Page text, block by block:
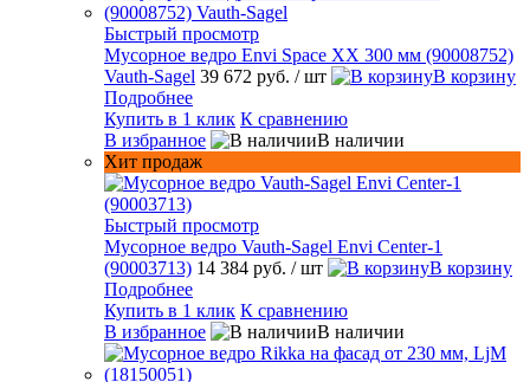
Быстрый просмотр
Мусорное ведро Envi Space XX 300 мм (90008752)
Vauth-Sagel 39 672 руб. / шт
В корзину
Подробнее
Купить в 1 клик К сравнению
В избранное
В наличии
Хит продаж
Быстрый просмотр
Мусорное ведро Vauth-Sagel Envi Center-1
(90003713) 14 384 руб. / шт
В корзину
Подробнее
Купить в 1 клик К сравнению
В избранное
В наличии